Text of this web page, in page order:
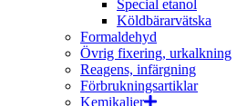
Special etanol
Köldbärarvätska
Formaldehyd
Övrig fixering, urkalkning
Reagens, infärgning
Förbrukningsartiklar
Kemikalier